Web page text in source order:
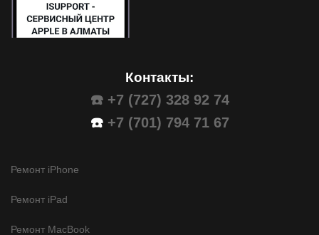
Контакты:
☎️ +7 (727) 328 92 74
☎️ +7 (701) 794 71 67
Ремонт iPhone
Ремонт iPad
Ремонт MacBook